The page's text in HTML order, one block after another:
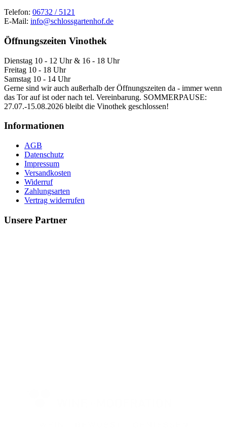
Telefon: 06732 / 5121
E-Mail: info@schlossgartenhof.de
Öffnungszeiten Vinothek
Dienstag 10 - 12 Uhr & 16 - 18 Uhr
Freitag 10 - 18 Uhr
Samstag 10 - 14 Uhr
Gerne sind wir auch außerhalb der Öffnungszeiten da - immer wenn
das Tor auf ist oder nach tel. Vereinbarung. SOMMERPAUSE:
27.07.-15.08.2026 bleibt die Vinothek geschlossen!
Informationen
AGB
Datenschutz
Impressum
Versandkosten
Widerruf
Zahlungsarten
Vertrag widerrufen
Unsere Partner